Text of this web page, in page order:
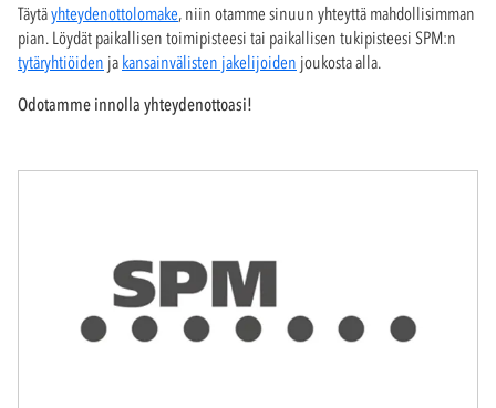
Täytäyhteydenottolomake, niin otamme sinuun yhteyttä mahdollisimman
pian. Löydät paikallisen toimipisteesi tai paikallisen tukipisteesi SPM:n
tytäryhtiöiden ja kansainvälisten jakelijoiden joukosta alla.
Odotamme innolla yhteydenottoasi!